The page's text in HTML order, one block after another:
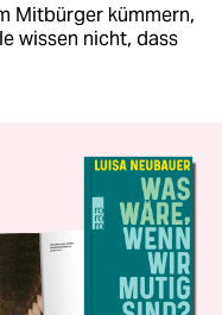
Mitbürger kümmern,
wissen nicht, dass